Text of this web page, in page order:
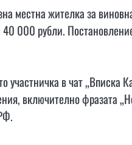
местна жителка за
000 рубли.
участничка в чат „Вписка
включително фразата